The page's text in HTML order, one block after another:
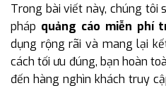
Trong bài viết này, chúng tôi
pháp quảng cáo miễn phí
dụng rộng rãi và mang lại
cách tối ưu đúng, bạn hoàn
đến hàng nghìn khách truy